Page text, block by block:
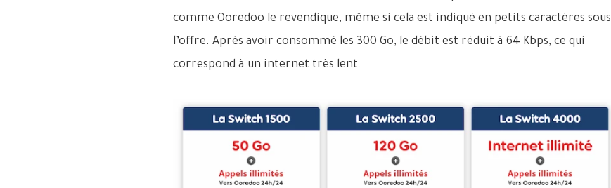
comme Ooredoo le revendique, même si cela est indiqué en petits caractères sous
l’offre. Après avoir consommé les 300 Go, le débit est réduit à 64 Kbps, ce qui
correspond à un internet très lent.